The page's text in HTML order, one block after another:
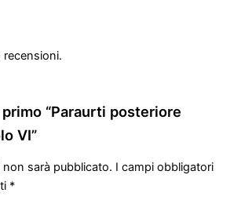
“Paraurti posteriore
VI”
sarà pubblicato. I campi obbligatori
*